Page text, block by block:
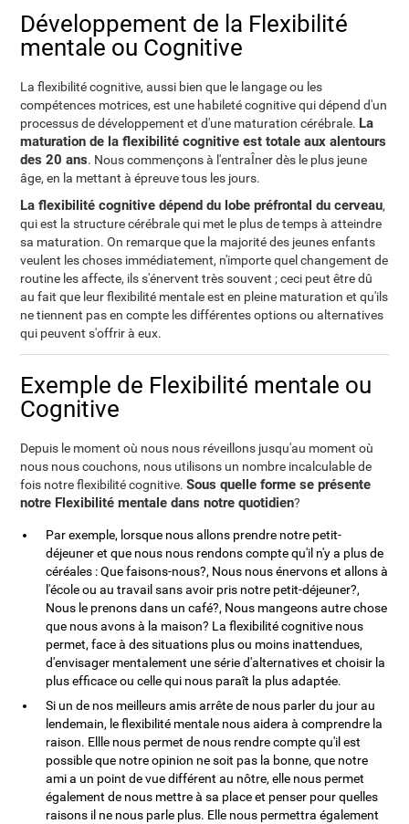
Développement de la Flexibilité
mentale ou Cognitive
La flexibilité cognitive, aussi bien que le langage ou les
compétences motrices, est une habileté cognitive qui dépend d'un
processus de développement et d'une maturation cérébrale. La
maturation de la flexibilité cognitive est totale aux alentours
des 20 ans. Nous commençons à l'entraÎner dès le plus jeune
âge, en la mettant à épreuve tous les jours.
La flexibilité cognitive dépend du lobe préfrontal du cerveau,
qui est la structure cérébrale qui met le plus de temps à atteindre
sa maturation. On remarque que la majorité des jeunes enfants
veulent les choses immédiatement, n'importe quel changement de
routine les affecte, ils s'énervent très souvent ; ceci peut être dû
au fait que leur flexibilité mentale est en pleine maturation et qu'ils
ne tiennent pas en compte les différentes options ou alternatives
qui peuvent s'offrir à eux.
Exemple de Flexibilité mentale ou
Cognitive
Depuis le moment où nous nous réveillons jusqu'au moment où
nous nous couchons, nous utilisons un nombre incalculable de
fois notre flexibilité cognitive.Sous quelle forme se présente
notre Flexibilité mentale dans notre quotidien?
Par exemple, lorsque nous allons prendre notre petit-
déjeuner et que nous nous rendons compte qu'il n'y a plus de
céréales : Que faisons-nous?, Nous nous énervons et allons à
l'école ou au travail sans avoir pris notre petit-déjeuner?,
Nous le prenons dans un café?, Nous mangeons autre chose
que nous avons à la maison? La flexibilité cognitive nous
permet, face à des situations plus ou moins inattendues,
d'envisager mentalement une série d'alternatives et choisir la
plus efficace ou celle qui nous paraît la plus adaptée.
Si un de nos meilleurs amis arrête de nous parler du jour au
lendemain, le flexibilité mentale nous aidera à comprendre la
raison. Ellle nous permet de nous rendre compte qu'il est
possible que notre opinion ne soit pas la bonne, que notre
ami a un point de vue différent au nôtre, elle nous permet
également de nous mettre à sa place et penser pour quelles
raisons il ne nous parle plus. Elle nous permettra également